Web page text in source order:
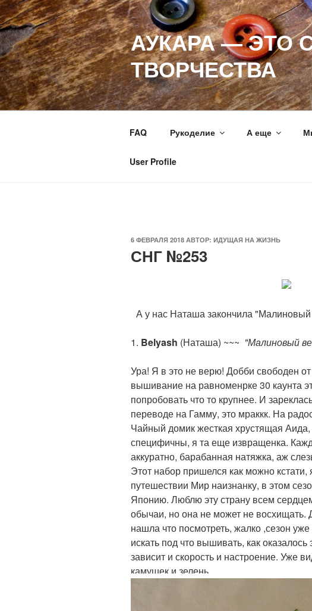
Перейти
к
содержимому
АУКАРА — ЭТО
ТВОРЧЕСТВА
FAQ Рукоделие А еще
User Profile
ОПУБЛИКОВАНО
6 ФЕВРАЛЯ 2018 АВТОР: ИДУЩАЯ НА ЖИЗНЬ
СНГ №253
А у нас Наташа закончила
1. Belyash (Наташа) ~~~ "Малиновый
Ура! Я в это не верю! Добби свободен
вышивание на равноменрке 30 каунта
попробовать что то крупнее. И
переводе на Гамму, это мраккк. На
Чайный домик жесткая хрустящая
специфичны, я та еще извращенка.
аккуратно, барабанная натяжка, аж
Этот набор пришелся как можно
путешествии Мир наизнанку, в этом
Японию. Люблю эту страну всем
обычаи, но она не может не восхищать.
нашла что посмотреть, жалко ,сезон
искать под что вышивать, как
зависит и скорость и настроение. Уже
камушек и зелень.